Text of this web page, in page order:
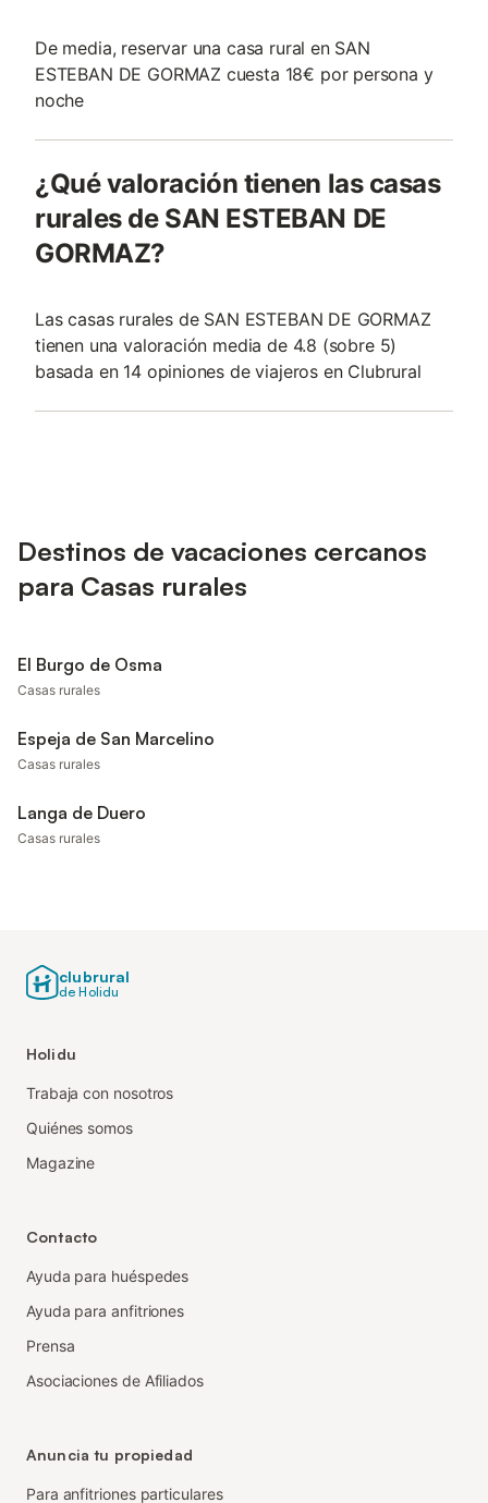
De media, reservar una casa rural en SAN
ESTEBAN DE GORMAZ cuesta 18€ por persona y
noche
¿Qué valoración tienen las casas
rurales de SAN ESTEBAN DE
GORMAZ?
Las casas rurales de SAN ESTEBAN DE GORMAZ
tienen una valoración media de 4.8 (sobre 5)
basada en 14 opiniones de viajeros en Clubrural
Destinos de vacaciones cercanos
para Casas rurales
El Burgo de Osma
Casas rurales
Espeja de San Marcelino
Casas rurales
Langa de Duero
Casas rurales
clubrural
de Holidu
Holidu
Trabaja con nosotros
Quiénes somos
Magazine
Contacto
Ayuda para huéspedes
Ayuda para anfitriones
Prensa
Asociaciones de Afiliados
Anuncia tu propiedad
Para anfitriones particulares